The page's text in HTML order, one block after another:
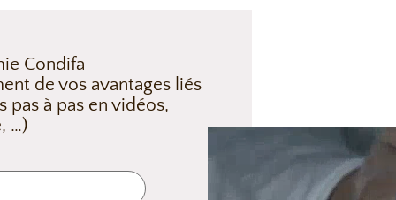
Condifa
de vos avantages liés
à pas en vidéos,
…)